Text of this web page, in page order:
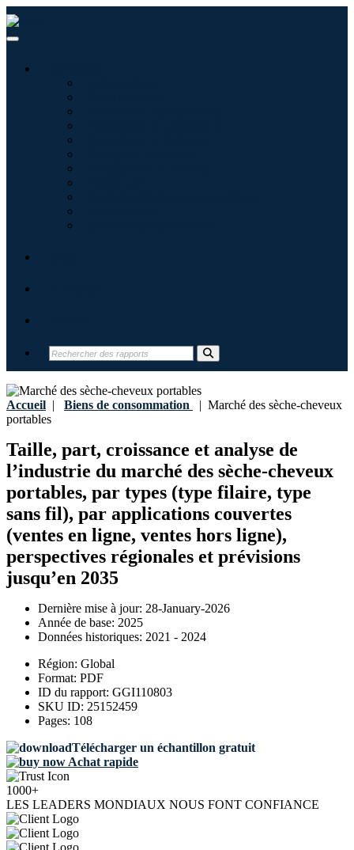
Accueil | Biens de consommation | Marché des sèche-cheveux
portables
Taille, part, croissance et analyse de
l’industrie du marché des sèche-cheveux
portables, par types (type filaire, type
sans fil), par applications couvertes
(ventes en ligne, ventes hors ligne),
perspectives régionales et prévisions
jusqu’en 2035
Dernière mise à jour: 28-January-2026
Année de base: 2025
Données historiques: 2021 - 2024
Région: Global
Format: PDF
ID du rapport: GGI110803
SKU ID: 25152459
Pages: 108
Télécharger un échantillon gratuit
Achat rapide
1000+
LES LEADERS MONDIAUX NOUS FONT CONFIANCE